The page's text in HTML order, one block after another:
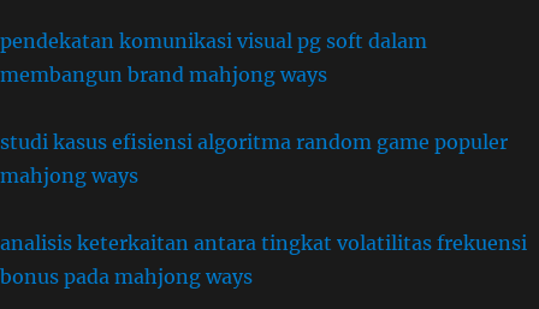
pendekatan komunikasi visual pg soft dalam
membangun brand mahjong ways
studi kasus efisiensi algoritma random game populer
mahjong ways
analisis keterkaitan antara tingkat volatilitas frekuensi
bonus pada mahjong ways